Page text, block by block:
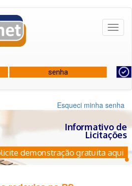
Esqueci minha senha
Informativo de
Licitações
demonstração gratuita aqui